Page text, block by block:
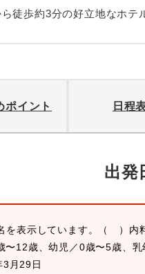
徒歩約3分の好立地なホテ
ポイント 日程
出発
を表示しています。
（ ）内
〜12歳、幼児／0歳〜5歳、
月29日